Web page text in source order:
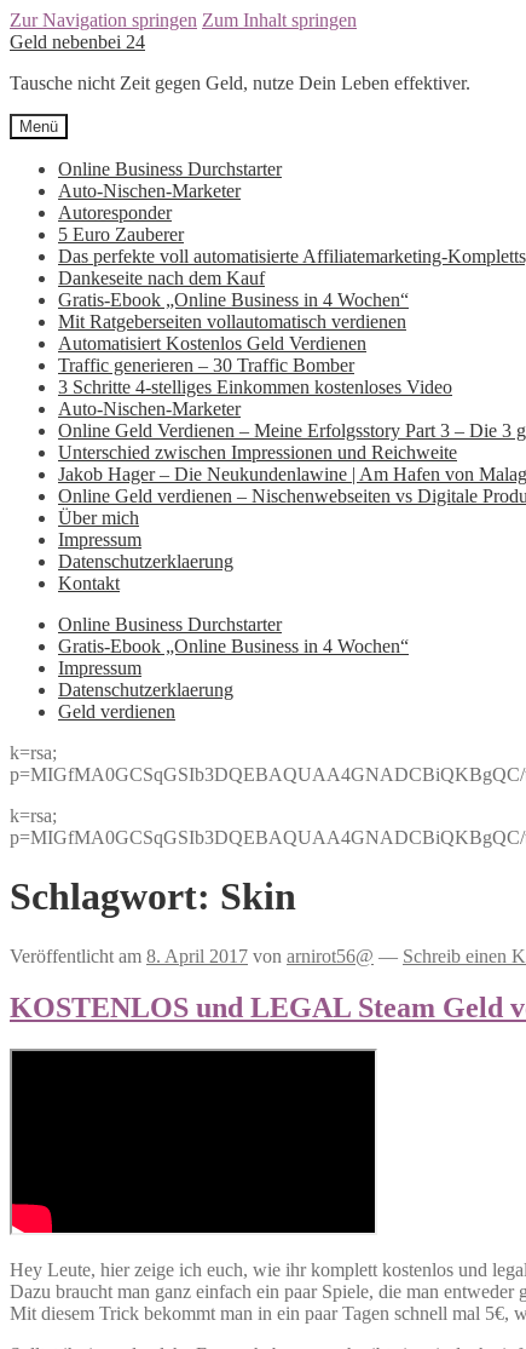
Zur Navigation springen Zum Inhalt springen
Geld nebenbei 24
Tausche nicht Zeit gegen Geld, nutze Dein Leben effektiver.
Menü
Online Business Durchstarter
Auto-Nischen-Marketer
Autoresponder
5 Euro Zauberer
Das perfekte voll automatisierte Affiliatemarketing-
Dankeseite nach dem Kauf
Gratis-Ebook „Online Business in 4 Wochen“
Mit Ratgeberseiten vollautomatisch verdienen
Automatisiert Kostenlos Geld Verdienen
Traffic generieren – 30 Traffic Bomber
3 Schritte 4-stelliges Einkommen kostenloses Video
Auto-Nischen-Marketer
Online Geld Verdienen – Meine Erfolgsstory Part 3 – Die 3
Unterschied zwischen Impressionen und Reichweite
Jakob Hager – Die Neukundenlawine | Am Hafen von
Online Geld verdienen – Nischenwebseiten vs Digitale
Über mich
Impressum
Datenschutzerklaerung
Kontakt
Online Business Durchstarter
Gratis-Ebook „Online Business in 4 Wochen“
Impressum
Datenschutzerklaerung
Geld verdienen
k=rsa;
p=MIGfMA0GCSqGSIb3DQEBAQUAA4GNADCBiQKBgQC/
k=rsa;
p=MIGfMA0GCSqGSIb3DQEBAQUAA4GNADCBiQKBgQC/
Schlagwort: Skin
Veröffentlicht am 8. April 2017 von arnirot56@ — Schreib einen
KOSTENLOS und LEGAL Steam Geld
Hey Leute, hier zeige ich euch, wie ihr komplett kostenlos und
Dazu braucht man ganz einfach ein paar Spiele, die man
Mit diesem Trick bekommt man in ein paar Tagen schnell mal